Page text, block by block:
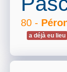
80 -
a déjà eu lieu